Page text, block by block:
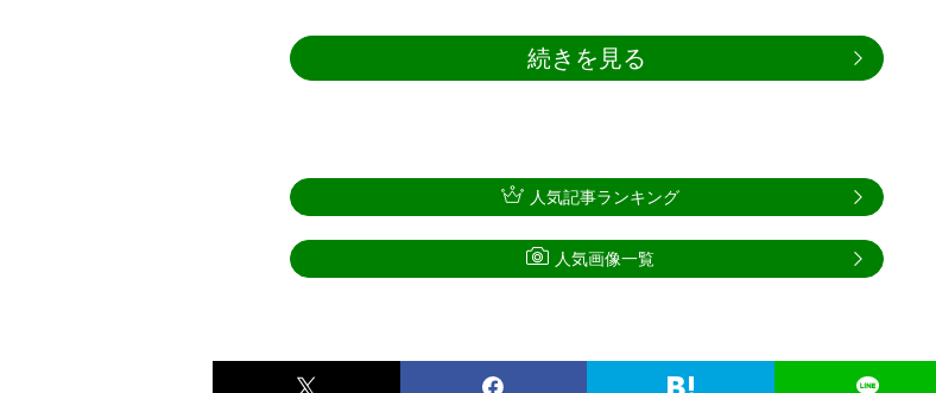
続きを見る
人気記事ランキング
人気画像一覧